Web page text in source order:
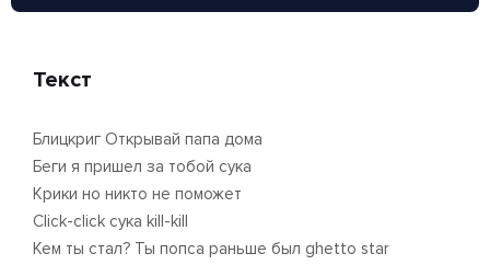
Текст
Блицкриг Открывай папа дома
Беги я пришел за тобой сука
Крики но никто не поможет
Click-click сyка kill-kill
Кем ты стал? Ты попса раньше был ghetto star